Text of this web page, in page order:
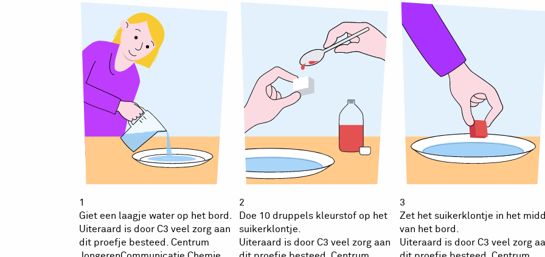
1
Giet een laagje water op het bord.
Uiteraard is door C3 veel zorg aan
dit proefje besteed. Centrum
2
Doe 10 druppels kleurstof op het
suikerklontje.
Uiteraard is door C3 veel zorg aan
3
Zet het suikerklontje in het
van het bord.
Uiteraard is door C3 veel zorg